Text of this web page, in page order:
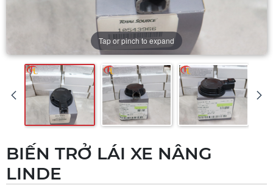
Tap or pinch to expand
BIẾN TRỞ LÁI XE NÂNG
LINDE